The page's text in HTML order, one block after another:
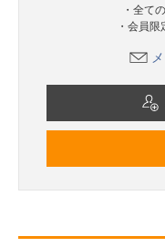
・全て
・会員